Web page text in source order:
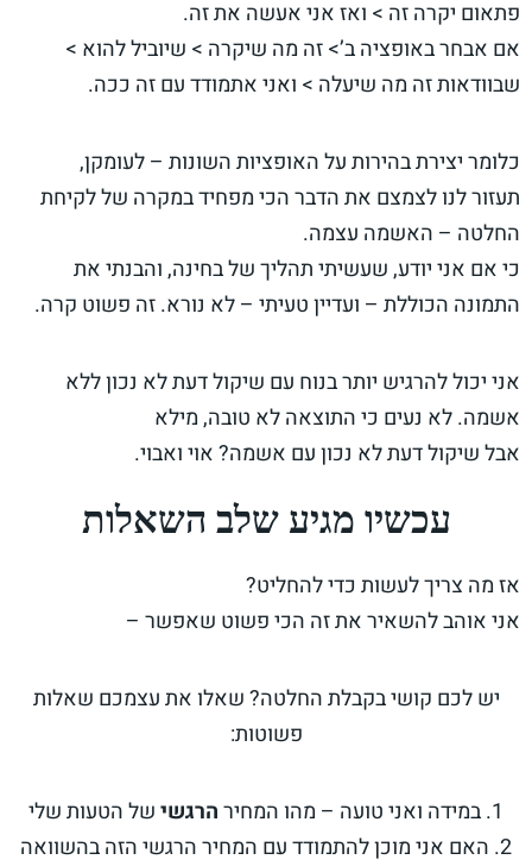
פתאום יקרה זה > ואז אני אעשה את זה.
אם אבחר באופציה ב’> זה מה שיקרה > שיוביל להוא >
שבוודאות זה מה שיעלה > ואני אתמודד עם זה ככה.
כלומר יצירת בהירות על האופציות השונות – לעומקן,
תעזור לנו לצמצם את הדבר הכי מפחיד במקרה של לקיחת
החלטה – האשמה עצמה.
כי אם אני יודע, שעשיתי תהליך של בחינה, והבנתי את
התמונה הכוללת – ועדיין טעיתי – לא נורא. זה פשוט קרה.
אני יכול להרגיש יותר בנוח עם שיקול דעת לא נכון ללא
אשמה. לא נעים כי התוצאה לא טובה, מילא
אבל שיקול דעת לא נכון עם אשמה? אוי ואבוי.
עכשיו מגיע שלב השאלות
אז מה צריך לעשות כדי להחליט?
אני אוהב להשאיר את זה הכי פשוט שאפשר –
יש לכם קושי בקבלת החלטה? שאלו את עצמכם שאלות
פשוטות:
1. במידה ואני טועה – מהו המחיר הרגשישל הטעות שלי
2. האם אני מוכן להתמודד עם המחיר הרגשי הזה בהשוואה